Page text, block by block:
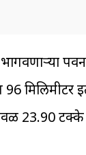
मिलिमीटर
23.90